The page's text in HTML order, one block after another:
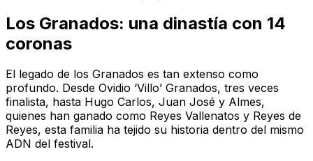
Los Granados: una dinastía con 14
coronas
El legado de los Granados es tan extenso como
profundo. Desde Ovidio ‘Villo’ Granados, tres veces
finalista, hasta Hugo Carlos, Juan José y Almes,
quienes han ganado como Reyes Vallenatos y Reyes de
Reyes, esta familia ha tejido su historia dentro del mismo
ADN del festival.